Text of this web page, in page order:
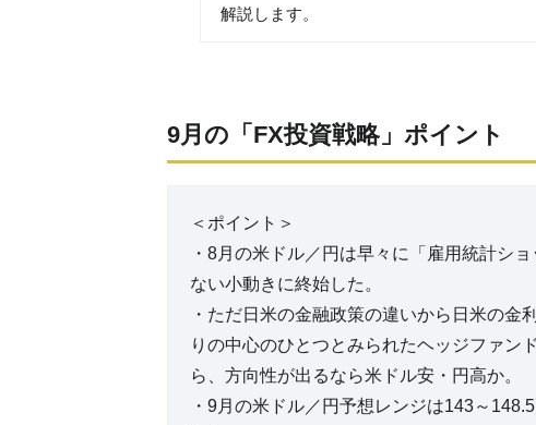
解説します。
9月の「FX投資戦略」ポイント
＜ポイント＞
・8月の米ドル／円は早々に「雇用統計シ
ない小動きに終始した。
・ただ日米の金融政策の違いから日米の
りの中心のひとつとみられたヘッジファン
ら、方向性が出るなら米ドル安・円高か。
・9月の米ドル／円予想レンジは143～